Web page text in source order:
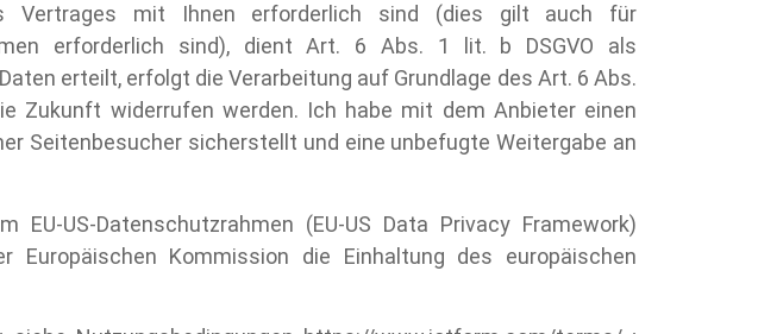
Vertrages mit Ihnen erforderlich sind (dies gilt auch für
erforderlich sind), dient Art. 6 Abs. 1 lit. b DSGVO als
erteilt, erfolgt die Verarbeitung auf Grundlage des Art. 6 Abs.
Zukunft widerrufen werden. Ich habe mit dem Anbieter einen
Seitenbesucher sicherstellt und eine unbefugte Weitergabe an
US-Datenschutzrahmen (EU-US Data Privacy Framework)
Kommission die Einhaltung des europäischen